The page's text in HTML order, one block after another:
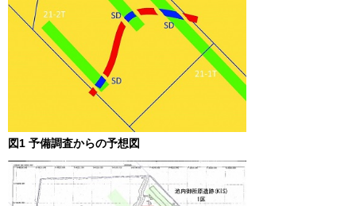
図1 予備調査からの予想図